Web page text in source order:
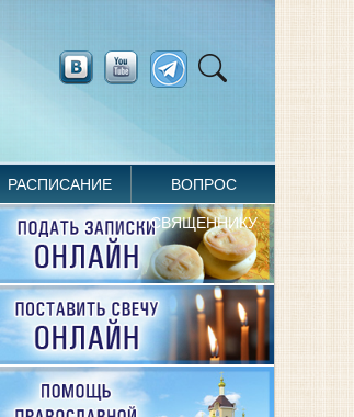
РАСПИСАНИЕ ВОПРОС
СВЯЩЕННИКУ